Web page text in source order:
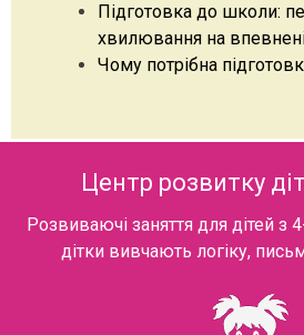
Підготовка до школи:
хвилювання на
Чому потрібна
Центр розвитку
Розвиваючі заняття для дітей з
дітки вивчають логіку,